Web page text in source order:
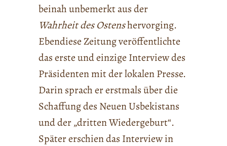
beinah unbemerkt aus der
Wahrheit des Ostenshervorging.
Ebendiese Zeitung veröffentlichte
das erste und einzige Interview des
Präsidenten mit der lokalen Presse.
Darin sprach er erstmals über die
Schaffung des Neuen Usbekistans
und der „dritten Wiedergeburt“.
Später erschien das Interview in